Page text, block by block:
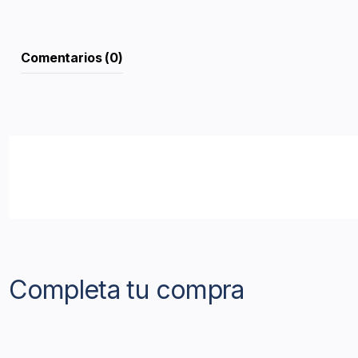
Comentarios (0)
Completa tu compra